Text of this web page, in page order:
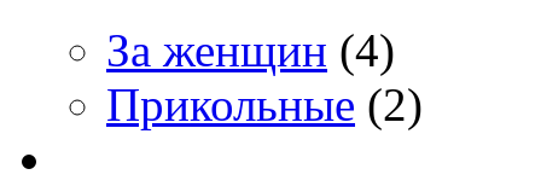
За женщин (4)
Прикольные (2)